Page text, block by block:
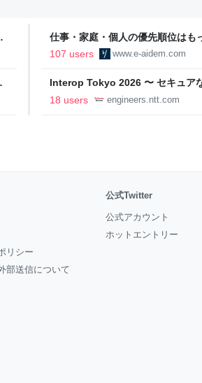
仕事・家庭・個人の優先順位はも
の自分に伝えたいこと - りっすん
107 users www.e-aidem.com
Interop Tokyo 2026 〜 セキュア
への取り組み 〜 - NTT docomo
18 users engineers.ntt.com
リシー
部送信について
公式Twitter
公式アカウント
ホットエントリー